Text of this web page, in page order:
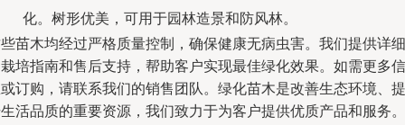
化。树形优美，可用于园林造景和防风林。
苗木均经过严格质量控制，确保健康无病虫害。我们提供详细
培指南和售后支持，帮助客户实现最佳绿化效果。如需更多信
订购，请联系我们的销售团队。绿化苗木是改善生态环境、提
活品质的重要资源，我们致力于为客户提供优质产品和服务。